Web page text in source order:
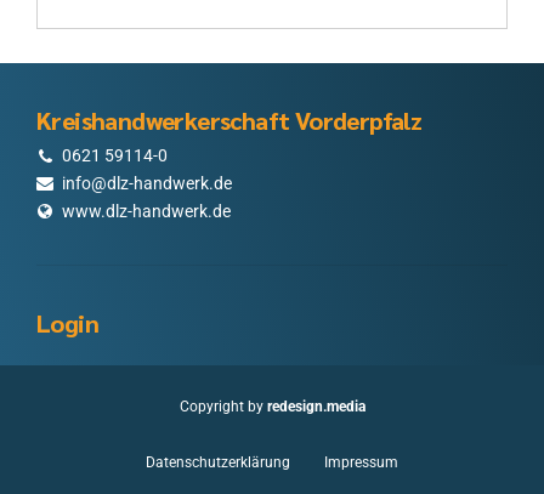
Kreishandwerkerschaft Vorderpfalz
0621 59114-0
info@dlz-handwerk.de
www.dlz-handwerk.de
Login
Copyright by redesign.media
Datenschutzerklärung Impressum